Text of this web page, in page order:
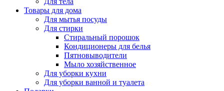
Товары для дома
Для мытья посуды
Для стирки
Стиральный порошок
Кондиционеры для белья
Пятновыводители
Мыло хозяйственное
Для уборки кухни
Для уборки ванной и туалета